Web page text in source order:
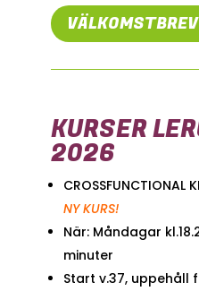
KURSER
2026
CROSSFUNCTIONAL
NY KURS!
När: Måndagar
minuter
Start v.37, uppehåll